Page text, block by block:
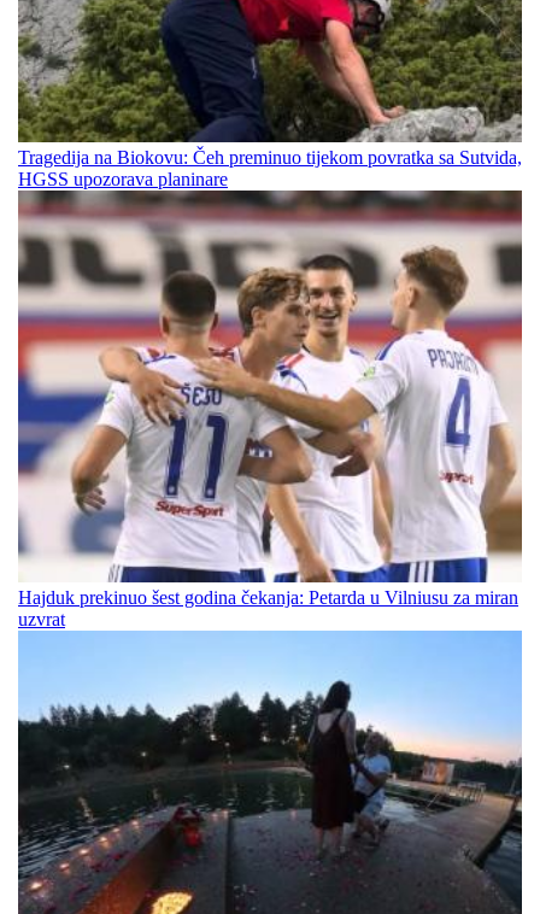
Tragedija na Biokovu: Čeh preminuo tijekom povratka sa Sutvida,
HGSS upozorava planinare
Hajduk prekinuo šest godina čekanja: Petarda u Vilniusu za miran
uzvrat